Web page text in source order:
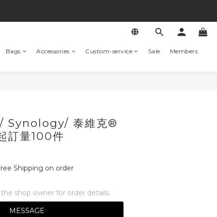
Bags Accessories Custom-service Sale Members
/ Synology/ 泰維克®
訂量100件
Shipping on order
shop owner for order details.
MESSAGE